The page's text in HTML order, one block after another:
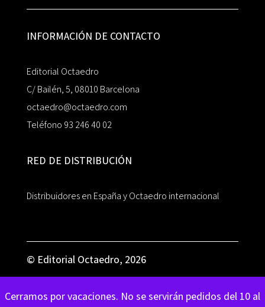
Cerramos por vacaciones. No se servirán pedidos del 10 al
INFORMACIÓN DE CONTACTO
Editorial Octaedro
C/ Bailén, 5, 08010 Barcelona
octaedro@octaedro.com
Teléfono 93 246 40 02
RED DE DISTRIBUCIÓN
Distribuidores en España y Octaedro internacional
© Editorial Octaedro, 2026